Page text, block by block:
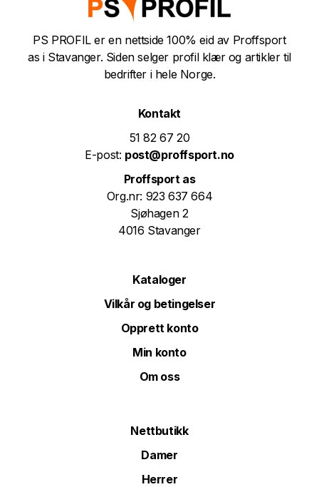
PS PROFIL er en nettside 100% eid av Proffsport
as i Stavanger. Siden selger profil klær og artikler til
bedrifter i hele Norge.
Kontakt
51 82 67 20
E-post: post@proffsport.no
Proffsport as
Org.nr: 923 637 664
Sjøhagen 2
4016 Stavanger
Kataloger
Vilkår og betingelser
Opprett konto
Min konto
Om oss
Nettbutikk
Damer
Herrer